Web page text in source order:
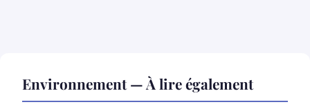
Environnement — À lire également